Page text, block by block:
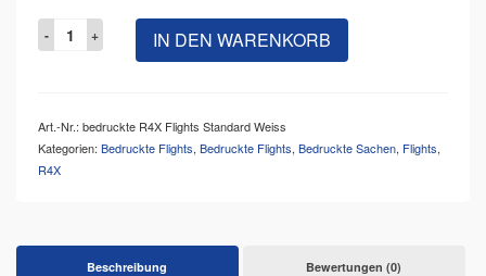
IN DEN WARENKORB
Art.-Nr.: bedruckte R4X Flights Standard Weiss
Kategorien: Bedruckte Flights, Bedruckte Flights, Bedruckte Sachen, Flights,
R4X
Beschreibung Bewertungen (0)